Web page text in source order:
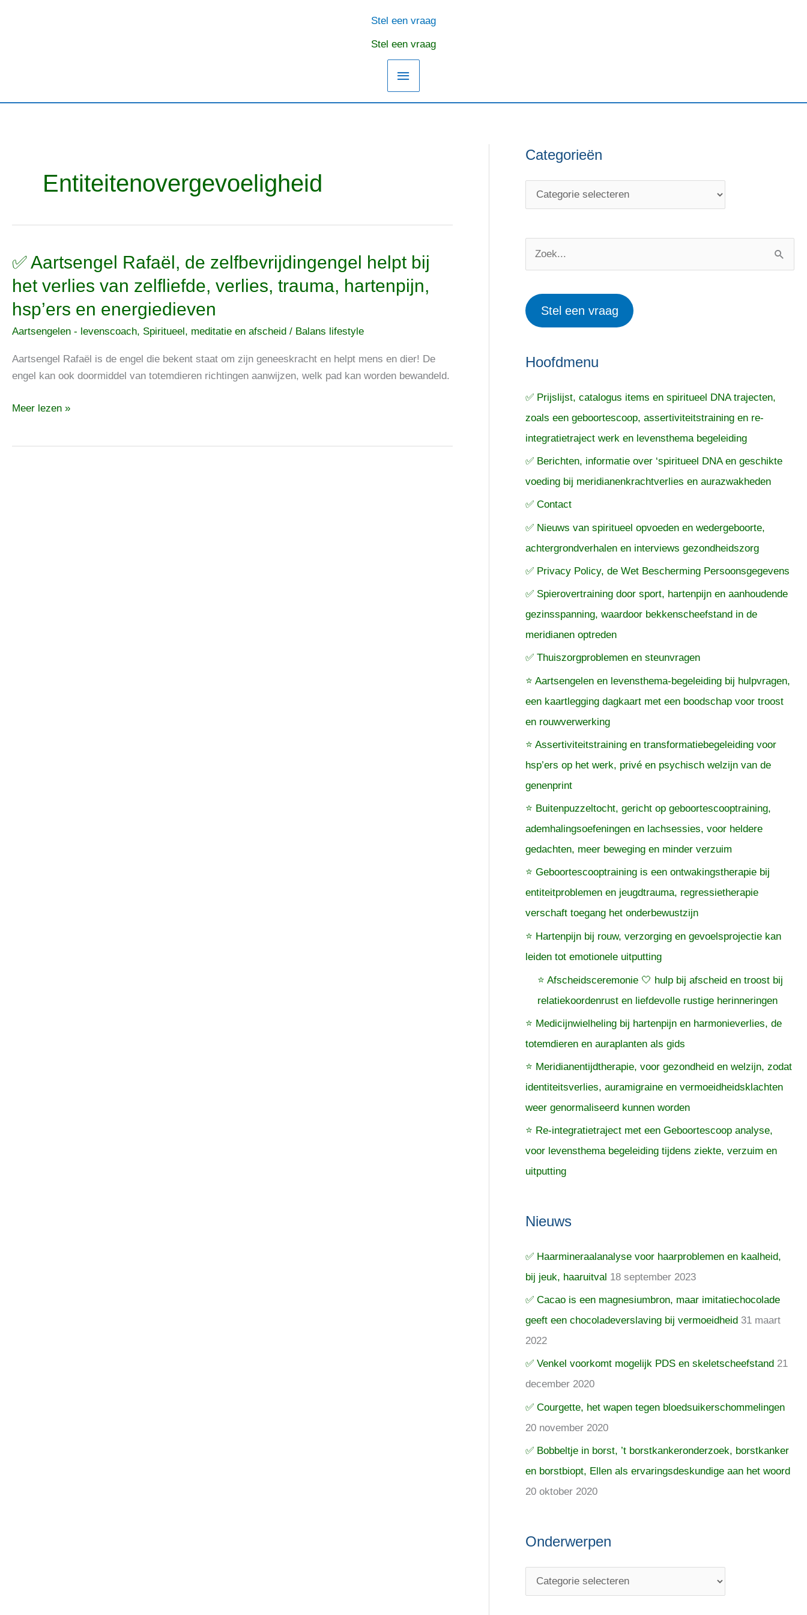
Hoofdmenu
Stel een vraag
Stel een vraag
Entiteitenovergevoeligheid
✅ Aartsengel Rafaël, de zelfbevrijdingengel helpt bij
het verlies van zelfliefde, verlies, trauma, hartenpijn,
hsp’ers en energiedieven
Aartsengelen - levenscoach, Spiritueel, meditatie en afscheid / Balans lifestyle
Aartsengel Rafaël is de engel die bekent staat om zijn geneeskracht en helpt mens en dier! De
engel kan ook doormiddel van totemdieren richtingen aanwijzen, welk pad kan worden bewandeld.
✅
Rafaël,
de
zelfbevrijdingengel
bij
het
van
verlies,
Meer lezen »
Categorieën
C
e
n
e
k
a
r
:
Stel een vraag
Hoofdmenu
✅ Prijslijst, catalogus items en spiritueel DNA trajecten,
zoals een geboortescoop, assertiviteitstraining en re-
integratietraject werk en levensthema begeleiding
✅ Berichten, informatie over ‘spiritueel DNA en geschikte
voeding bij meridianenkrachtverlies en aurazwakheden
✅ Contact
✅ Nieuws van spiritueel opvoeden en wedergeboorte,
achtergrondverhalen en interviews gezondheidszorg
✅ Privacy Policy, de Wet Bescherming Persoonsgegevens
✅ Spierovertraining door sport, hartenpijn en aanhoudende
gezinsspanning, waardoor bekkenscheefstand in de
meridianen optreden
✅ Thuiszorgproblemen en steunvragen
⭐ Aartsengelen en levensthema-begeleiding bij hulpvragen,
een kaartlegging dagkaart met een boodschap voor troost
en rouwverwerking
⭐ Assertiviteitstraining en transformatiebegeleiding voor
hsp’ers op het werk, privé en psychisch welzijn van de
genenprint
⭐ Buitenpuzzeltocht, gericht op geboortescooptraining,
ademhalingsoefeningen en lachsessies, voor heldere
gedachten, meer beweging en minder verzuim
⭐ Geboortescooptraining is een ontwakingstherapie bij
entiteitproblemen en jeugdtrauma, regressietherapie
verschaft toegang het onderbewustzijn
⭐ Hartenpijn bij rouw, verzorging en gevoelsprojectie kan
leiden tot emotionele uitputting
⭐ Afscheidsceremonie 🤍 hulp bij afscheid en troost bij
relatiekoordenrust en liefdevolle rustige herinneringen
⭐ Medicijnwielheling bij hartenpijn en harmonieverlies, de
totemdieren en auraplanten als gids
⭐ Meridianentijdtherapie, voor gezondheid en welzijn, zodat
identiteitsverlies, auramigraine en vermoeidheidsklachten
weer genormaliseerd kunnen worden
⭐ Re-integratietraject met een Geboortescoop analyse,
voor levensthema begeleiding tijdens ziekte, verzuim en
uitputting
Nieuws
✅ Haarmineraalanalyse voor haarproblemen en kaalheid,
bij jeuk, haaruitval 18 september 2023
✅ Cacao is een magnesiumbron, maar imitatiechocolade
geeft een chocoladeverslaving bij vermoeidheid 31 maart
2022
✅ Venkel voorkomt mogelijk PDS en skeletscheefstand 21
december 2020
✅ Courgette, het wapen tegen bloedsuikerschommelingen
20 november 2020
✅ Bobbeltje in borst, ’t borstkankeronderzoek, borstkanker
en borstbiopt, Ellen als ervaringsdeskundige aan het woord
20 oktober 2020
Onderwerpen
O
p
n